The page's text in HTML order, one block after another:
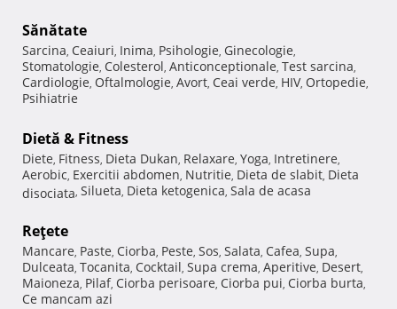
Sănătate
Sarcina, Ceaiuri, Inima, Psihologie, Ginecologie,
Stomatologie, Colesterol, Anticonceptionale, Test sarcina,
Cardiologie, Oftalmologie, Avort, Ceai verde, HIV, Ortopedie,
Psihiatrie
Dietă & Fitness
Diete, Fitness, Dieta Dukan, Relaxare, Yoga, Intretinere,
Aerobic, Exercitii abdomen, Nutritie, Dieta de slabit, Dieta
disociata, Silueta, Dieta ketogenica, Sala de acasa
Reţete
Mancare, Paste, Ciorba, Peste, Sos, Salata, Cafea, Supa,
Dulceata, Tocanita, Cocktail, Supa crema, Aperitive, Desert,
Maioneza, Pilaf, Ciorba perisoare, Ciorba pui, Ciorba burta,
Ce mancam azi